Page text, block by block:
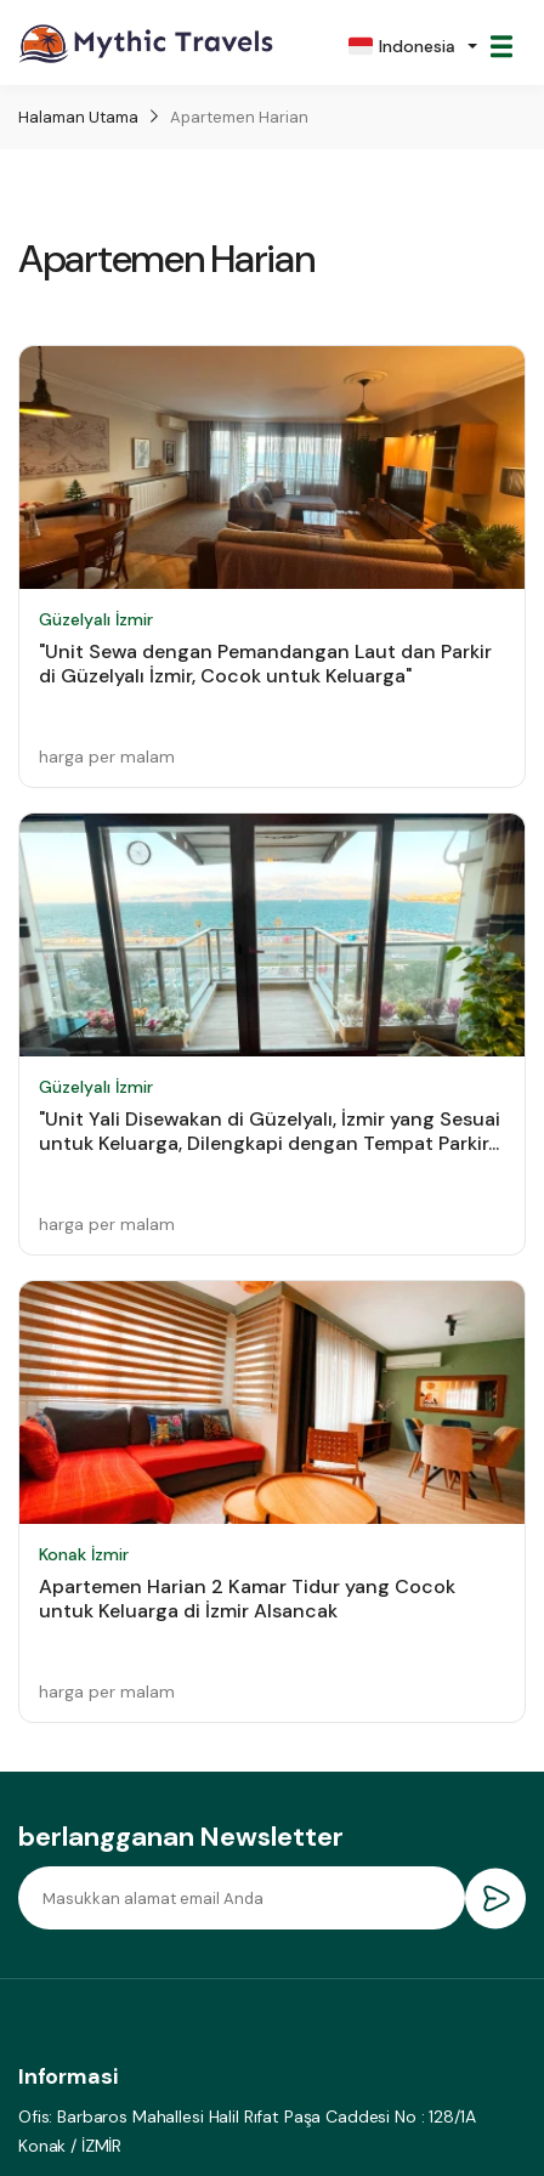
Indonesia
Halaman Utama Apartemen Harian
Apartemen Harian
Güzelyalı İzmir
"Unit Sewa dengan Pemandangan Laut dan Parkir
di Güzelyalı İzmir, Cocok untuk Keluarga"
harga per malam
Güzelyalı İzmir
"Unit Yali Disewakan di Güzelyalı, İzmir yang Sesuai
untuk Keluarga, Dilengkapi dengan Tempat Parkir...
harga per malam
Konak İzmir
Apartemen Harian 2 Kamar Tidur yang Cocok
untuk Keluarga di İzmir Alsancak
harga per malam
berlangganan Newsletter
Informasi
Ofis: Barbaros Mahallesi Halil Rıfat Paşa Caddesi No : 128/1A
Konak / İZMİR